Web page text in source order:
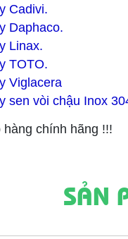
Cadivi.
Daphaco.
Linax.
TOTO.
Viglacera
sen vòi chậu Inox
chính hãng !!!
SẢN